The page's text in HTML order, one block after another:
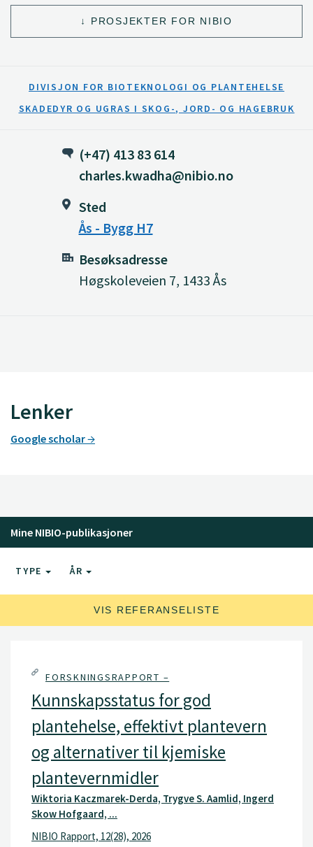
PROSJEKTER FOR NIBIO
DIVISJON FOR BIOTEKNOLOGI OG PLANTEHELSE
SKADEDYR OG UGRAS I SKOG-, JORD- OG HAGEBRUK
(+47) 413 83 614
charles.kwadha@nibio.no
Sted
Ås - Bygg H7
Besøksadresse
Høgskoleveien 7, 1433 Ås
Lenker
Google scholar
Mine NIBIO-publikasjoner
TYPE ÅR
VIS REFERANSELISTE
FORSKNINGSRAPPORT –
Kunnskapsstatus for god
plantehelse, effektivt plantevern
og alternativer til kjemiske
plantevernmidler
Wiktoria Kaczmarek-Derda, Trygve S. Aamlid, Ingerd
Skow Hofgaard, ...
NIBIO Rapport, 12(28), 2026